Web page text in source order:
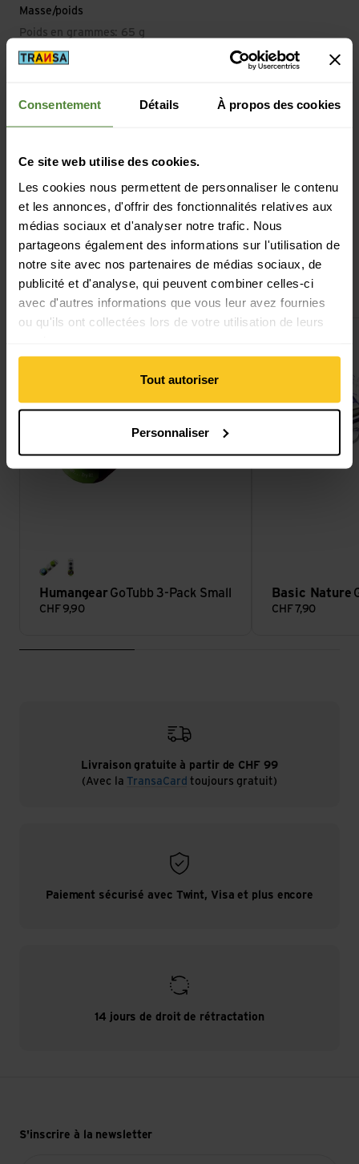
Consentement Détails À propos des cookies
Ce site web utilise des cookies.
Les cookies nous permettent de personnaliser le contenu
et les annonces, d'offrir des fonctionnalités relatives aux
médias sociaux et d'analyser notre trafic. Nous
partageons également des informations sur l'utilisation de
notre site avec nos partenaires de médias sociaux, de
publicité et d'analyse, qui peuvent combiner celles-ci
avec d'autres informations que vous leur avez fournies
ou qu'ils ont collectées lors de votre utilisation de leurs
Tout autoriser
Personnaliser
Masse/poids
Poids en grammes: 65 g
Description
Spécification
Cela pourrait aussi t'intéresser
black/black/black
Humangear GoTubb 3-Pack Small
CHF 9,90
Voir GoTubb 3-Pack Small
Basic Nature
CHF7,90
Voir Geschirr
Livraison gratuite à partir de CHF 99
(Avec la TransaCard toujours gratuit)
Paiement sécurisé avec Twint, Visa et plus encore
14 jours de droit de rétractation
S'inscrire à la newsletter